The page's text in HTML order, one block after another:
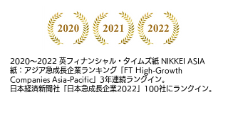
2020～2022 英フィナンシャル・タイムズ紙 NIKKEI ASIA
紙：アジア急成長企業ランキング「FT High-Growth
Companies Asia-Pacific」3年連続ランクイン。
日本経済新聞社「日本急成長企業2022」100社にランクイン。